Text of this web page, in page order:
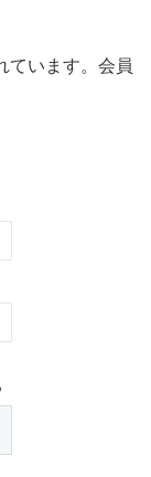
ています。会員